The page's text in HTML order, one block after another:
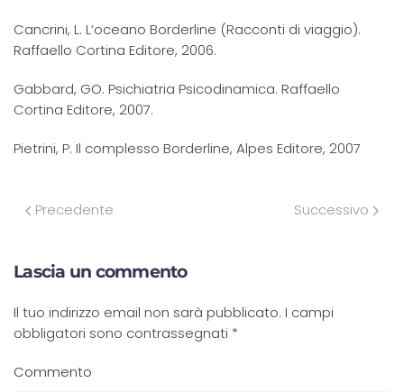
Cancrini, L. L’oceano Borderline (Racconti di viaggio).
Raffaello Cortina Editore, 2006.
Gabbard, GO. Psichiatria Psicodinamica. Raffaello
Cortina Editore, 2007.
Pietrini, P. Il complesso Borderline, Alpes Editore, 2007
Precedente Successivo
Lascia un commento
Il tuo indirizzo email non sarà pubblicato. I campi
obbligatori sono contrassegnati *
Commento